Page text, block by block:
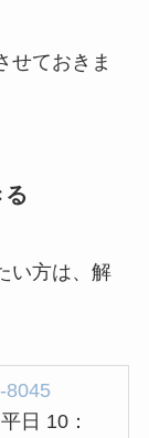
せておきま
い方は、解
8045
日 10：